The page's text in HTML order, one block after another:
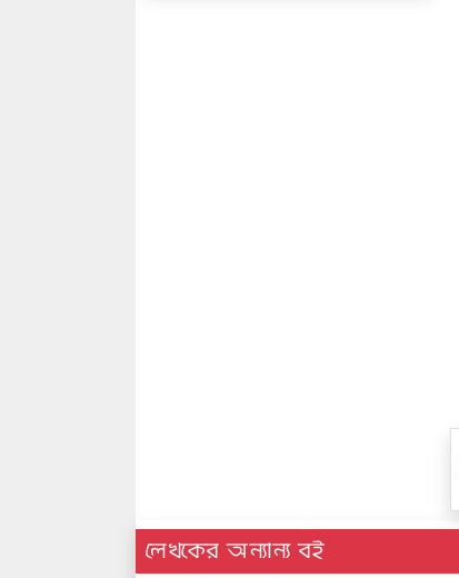
লেখকের অন্যান্য বই